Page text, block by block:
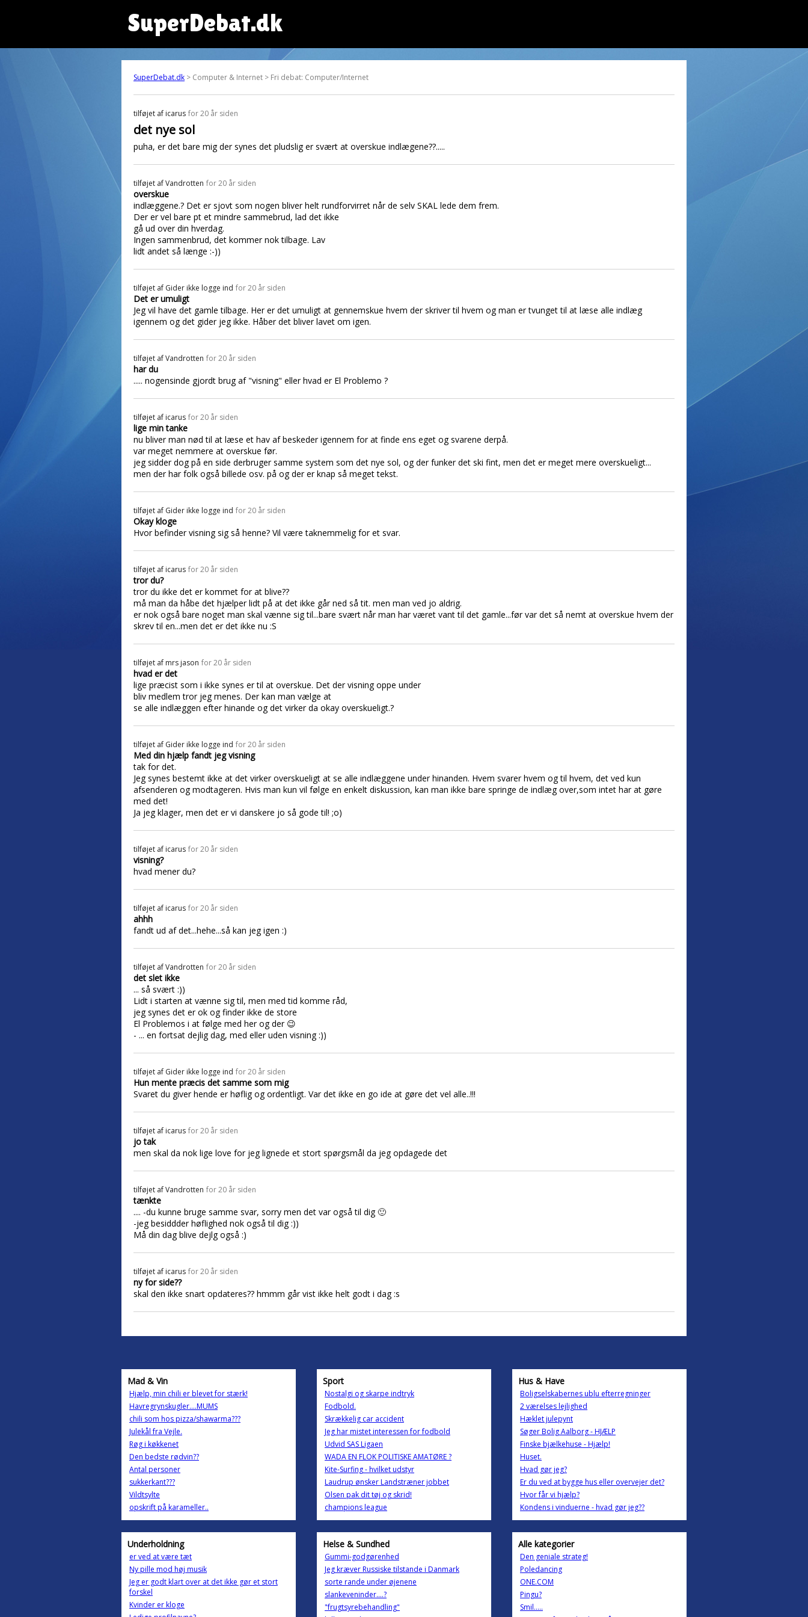
SuperDebat.dk
SuperDebat.dk > Computer & Internet > Fri debat: Computer/Internet
tilføjet af icarus for 20 år siden
det nye sol
puha, er det bare mig der synes det pludslig er svært at overskue indlægene??.....
tilføjet afVandrotten for 20 år siden
overskue
indlæggene.? Det er sjovt som nogen bliver helt rundforvirret når de selv SKAL lede dem frem.
Der er vel bare pt et mindre sammebrud, lad det ikke
gå ud over din hverdag.
Ingen sammenbrud, det kommer nok tilbage. Lav
lidt andet så længe :-))
tilføjet af Gider ikke logge ind for 20 år siden
Det er umuligt
Jeg vil have det gamle tilbage. Her er det umuligt at gennemskue hvem der skriver til hvem og man er tvunget til at læse alle indlæg
igennem og det gider jeg ikke. Håber det bliver lavet om igen.
tilføjet afVandrotten for 20 år siden
har du
..... nogensinde gjordt brug af "visning" eller hvad er El Problemo ?
tilføjet af icarus for 20 år siden
lige min tanke
nu bliver man nød til at læse et hav af beskeder igennem for at finde ens eget og svarene derpå.
var meget nemmere at overskue før.
jeg sidder dog på en side derbruger samme system som det nye sol, og der funker det ski fint, men det er meget mere overskueligt...
men der har folk også billede osv. på og der er knap så meget tekst.
tilføjet af Gider ikke logge ind for 20 år siden
Okay kloge
Hvor befinder visning sig så henne? Vil være taknemmelig for et svar.
tilføjet af icarus for 20 år siden
tror du?
tror du ikke det er kommet for at blive??
må man da håbe det hjælper lidt på at det ikke går ned så tit. men man ved jo aldrig.
er nok også bare noget man skal vænne sig til...bare svært når man har været vant til det gamle...før var det så nemt at overskue hvem der
skrev til en...men det er det ikke nu :S
tilføjet af mrs jason for 20 år siden
hvad er det
lige præcist som i ikke synes er til at overskue. Det der visning oppe under
bliv medlem tror jeg menes. Der kan man vælge at
se alle indlæggen efter hinande og det virker da okay overskueligt.?
tilføjet af Gider ikke logge ind for 20 år siden
Med din hjælp fandt jeg visning
tak for det.
Jeg synes bestemt ikke at det virker overskueligt at se alle indlæggene under hinanden. Hvem svarer hvem og til hvem, det ved kun
afsenderen og modtageren. Hvis man kun vil følge en enkelt diskussion, kan man ikke bare springe de indlæg over,som intet har at gøre
med det!
Ja jeg klager, men det er vi danskere jo så gode til! ;o)
tilføjet af icarus for 20 år siden
visning?
hvad mener du?
tilføjet af icarus for 20 år siden
ahhh
fandt ud af det...hehe...så kan jeg igen :)
tilføjet afVandrotten for 20 år siden
det slet ikke
... så svært :))
Lidt i starten at vænne sig til, men med tid komme råd,
jeg synes det er ok og finder ikke de store
El Problemos i at følge med her og der 😉
- ... en fortsat dejlig dag, med eller uden visning :))
tilføjet af Gider ikke logge ind for 20 år siden
Hun mente præcis det samme som mig
Svaret du giver hende er høflig og ordentligt. Var det ikke en go ide at gøre det vel alle..!!!
tilføjet af icarus for 20 år siden
jo tak
men skal da nok lige love for jeg lignede et stort spørgsmål da jeg opdagede det
tilføjet afVandrotten for 20 år siden
tænkte
.... -du kunne bruge samme svar, sorry men det var også til dig 🙂
-jeg besiddder høflighed nok også til dig :))
Må din dag blive dejlg også :)
tilføjet af icarus for 20 år siden
ny for side??
skal den ikke snart opdateres?? hmmm går vist ikke helt godt i dag :s
Mad & Vin
Hjælp, min chili er blevet for stærk!
Havregrynskugler....MUMS
chili som hos pizza/shawarma???
Julekål fra Vejle.
Røg i køkkenet
Den bedste rødvin??
Antal personer
sukkerkant???
Vildtsylte
opskrift på karameller..
Sport
Nostalgi og skarpe indtryk
Fodbold.
Skrækkelig car accident
Jeg har mistet interessen for fodbold
Udvid SAS Ligaen
WADA EN FLOK POLITISKE AMATØRE ?
Kite-Surfing - hvilket udstyr
Laudrup ønsker Landstræner jobbet
Olsen pak dit tøj og skrid!
champions league
Hus & Have
Boligselskabernes ublu efterregninger
2 værelses lejlighed
Hæklet julepynt
Søger Bolig Aalborg - HJÆLP
Finske bjælkehuse - Hjælp!
Huset.
Hvad gør jeg?
Er du ved at bygge hus eller overvejer det?
Hvor får vi hjælp?
Kondens i vinduerne - hvad gør jeg??
Underholdning
er ved at være tæt
Ny pille mod høj musik
Jeg er godt klart over at det ikke gør et stort
forskel
Kvinder er kloge
Helse & Sundhed
Gummi-godgørenhed
Jeg kræver Russiske tilstande i Danmark
sorte rande under øjenene
slankeveninder....?
"frugtsyrebehandling"
Alle kategorier
Den geniale strateg!
Poledancing
ONE.COM
Pingu?
Smil.....